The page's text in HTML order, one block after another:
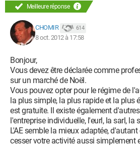
Meilleure réponse
CHOMIR 614
8 oct. 2012 à 17:58
Bonjour,
Vous devez être déclarée comme
sur un marché de Noël.
Vous pouvez opter pour le régime de
la plus simple, la plus rapide et la plus
est gratuite. Il existe également
l'entreprise individuelle, l'eurl, la sarl, la
L'AE semble la mieux adaptée,
cesser votre activité aussi simplement